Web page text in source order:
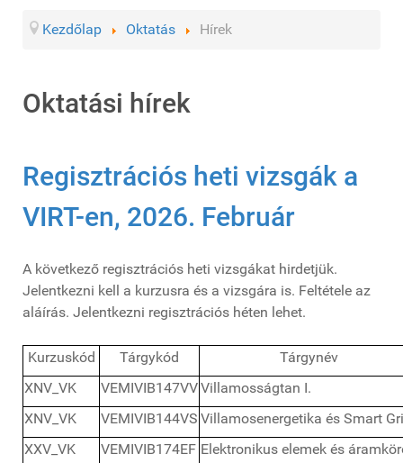
Kezdőlap Oktatás Hírek
Oktatási hírek
Regisztrációs heti vizsgák a
VIRT-en, 2026. Február
A következő regisztrációs heti vizsgákat hirdetjük.
Jelentkezni kell a kurzusra és a vizsgára is. Feltétele az
aláírás. Jelentkezni regisztrációs héten lehet.
Kurzuskód Tárgykód
Tárgynév
XNV_VK
VEMIVIB147VVVillamosságtan I.
XNV_VK
VEMIVIB144VS Villamosenergetika és Smart
XXV_VK
VEMIVIB174EF Elektronikus elemek és